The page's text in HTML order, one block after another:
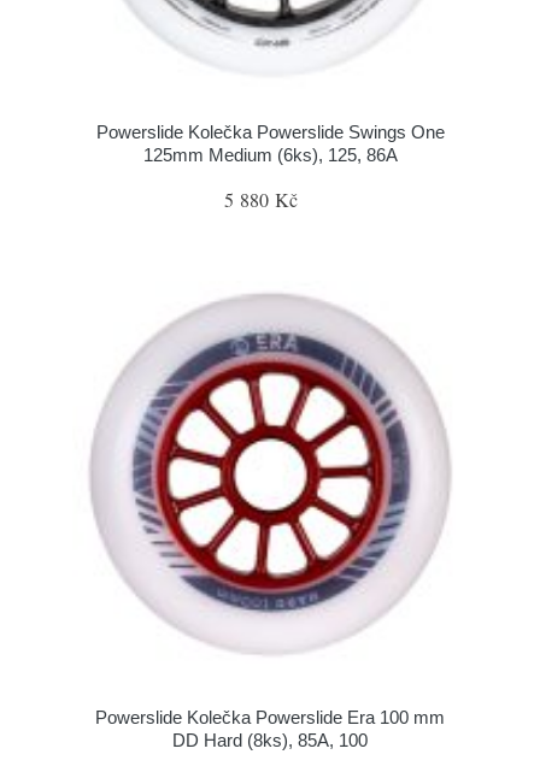
Powerslide Kolečka Powerslide Swings One
125mm Medium (6ks), 125, 86A
5 880 Kč
Powerslide Kolečka Powerslide Era 100 mm
DD Hard (8ks), 85A, 100